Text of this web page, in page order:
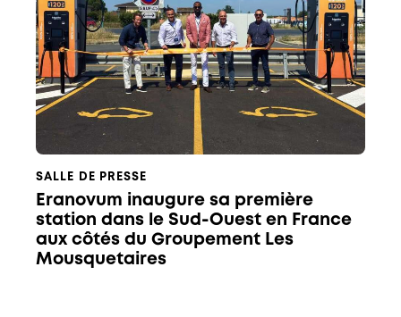
SALLE DE PRESSE
Eranovum inaugure sa première
station dans le Sud-Ouest en France
aux côtés du Groupement Les
Mousquetaires